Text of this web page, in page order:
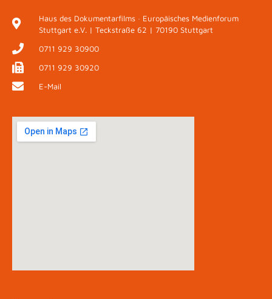
Haus des Dokumentarfilms · Europäisches Medienforum
Stuttgart e.V. | Teckstraße 62 | 70190 Stuttgart
0711 929 30900
0711 929 30920
E-Mail